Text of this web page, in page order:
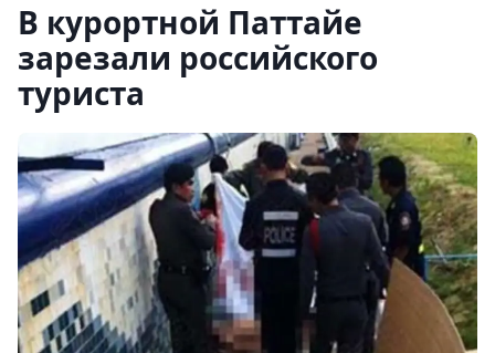
В курортной Паттайе
зарезали российского
туриста